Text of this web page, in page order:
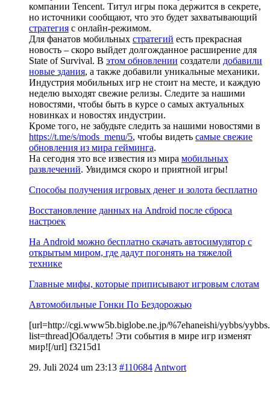
компании Tencent. Титул игры пока держится в секрете,
но источники сообщают, что это будет захватывающий
стратегия с онлайн-режимом.
Для фанатов мобильных стратегий есть прекрасная
новость – скоро выйдет долгожданное расширение для
State of Survival. В этом обновлении создатели добавили
новые здания, а также добавили уникальные механики.
Индустрия мобильных игр не стоит на месте, и каждую
неделю выходят свежие релизы. Следите за нашими
новостями, чтобы быть в курсе о самых актуальных
новинках и новостях индустрии.
Кроме того, не забудьте следить за нашими новостями в
https://t.me/s/mods_menu/5, чтобы видеть самые свежие
обновления из мира гейминга.
На сегодня это все известия из мира мобильных
развлечений. Увидимся скоро и приятной игры!
Способы получения игровых денег и золота бесплатно
Восстановление данных на Android после сброса
настроек
На Android можно бесплатно скачать автосимулятор с
открытым миром, где дадут погонять на тяжелой
технике
Главные мифы, которые приписывают игровым слотам
Автомобильные Гонки По Бездорожью
[url=http://cgi.www5b.biglobe.ne.jp/%7ehaneishi/yybbs/
list=thread]Обалдеть! Эти события в мире игр изменят
мир![/url] f3215d1
29. Juli 2024 um 23:13 #110684 Antwort